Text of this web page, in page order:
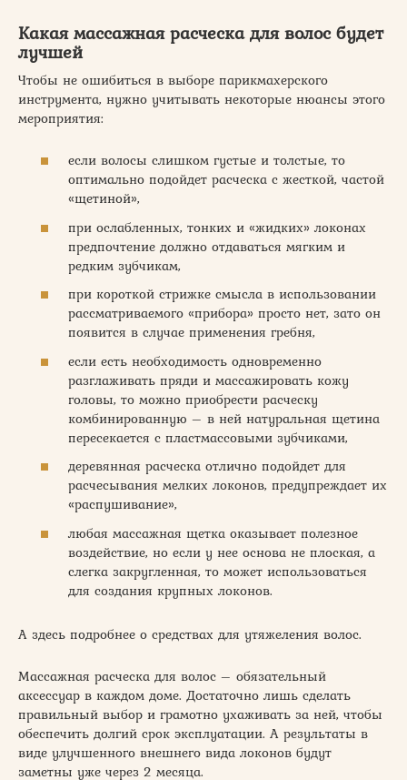
Какая массажная расческа для волос будет
лучшей
Чтобы не ошибиться в выборе парикмахерского
инструмента, нужно учитывать некоторые нюансы этого
мероприятия:
если волосы слишком густые и толстые, то
оптимально подойдет расческа с жесткой, частой
«щетиной»,
при ослабленных, тонких и «жидких» локонах
предпочтение должно отдаваться мягким и
редким зубчикам,
при короткой стрижке смысла в использовании
рассматриваемого «прибора» просто нет, зато он
появится в случае применения гребня,
если есть необходимость одновременно
разглаживать пряди и массажировать кожу
головы, то можно приобрести расческу
комбинированную – в ней натуральная щетина
пересекается с пластмассовыми зубчиками,
деревянная расческа отлично подойдет для
расчесывания мелких локонов, предупреждает их
«распушивание»,
любая массажная щетка оказывает полезное
воздействие, но если у нее основа не плоская, а
слегка закругленная, то может использоваться
для создания крупных локонов.
А здесь подробнее о средствах для утяжеления волос.
Массажная расческа для волос – обязательный
аксессуар в каждом доме. Достаточно лишь сделать
правильный выбор и грамотно ухаживать за ней, чтобы
обеспечить долгий срок эксплуатации. А результаты в
виде улучшенного внешнего вида локонов будут
заметны уже через 2 месяца.